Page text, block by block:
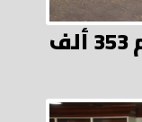
الصوامع والشون تستلم 353 ألف